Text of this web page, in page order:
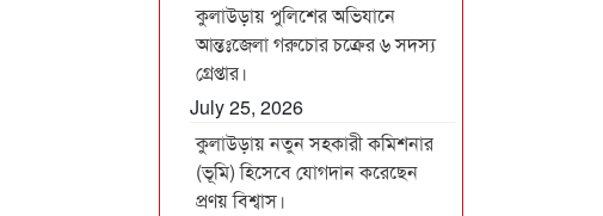
কুলাউড়ায় পুলিশের অভিযানে
আন্তঃজেলা গরুচোর চক্রের ৬ সদস্য
গ্রেপ্তার।
July 25, 2026
কুলাউড়ায় নতুন সহকারী কমিশনার
(ভূমি) হিসেবে যোগদান করেছেন
প্রণয় বিশ্বাস।